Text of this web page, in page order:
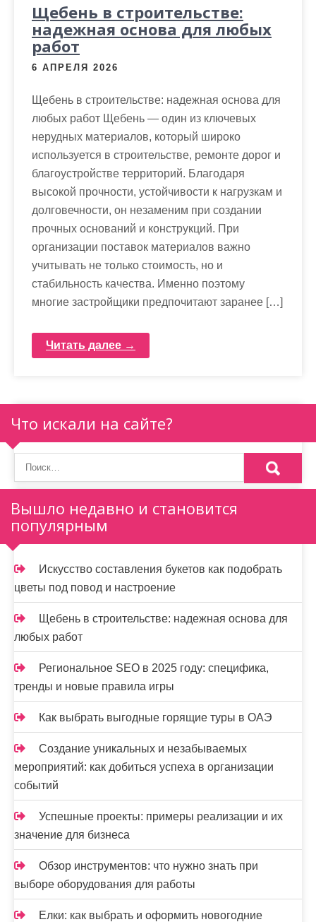
Щебень в строительстве:
надежная основа для любых
работ
6 АПРЕЛЯ 2026
Щебень в строительстве: надежная основа для
любых работ Щебень — один из ключевых
нерудных материалов, который широко
используется в строительстве, ремонте дорог и
благоустройстве территорий. Благодаря
высокой прочности, устойчивости к нагрузкам и
долговечности, он незаменим при создании
прочных оснований и конструкций. При
организации поставок материалов важно
учитывать не только стоимость, но и
стабильность качества. Именно поэтому
многие застройщики предпочитают заранее […]
Читать далее →
Что искали на сайте?
Вышло недавно и становится
популярным
Искусство составления букетов как подобрать
цветы под повод и настроение
Щебень в строительстве: надежная основа для
любых работ
Региональное SEO в 2025 году: специфика,
тренды и новые правила игры
Как выбрать выгодные горящие туры в ОАЭ
Создание уникальных и незабываемых
мероприятий: как добиться успеха в организации
событий
Успешные проекты: примеры реализации и их
значение для бизнеса
Обзор инструментов: что нужно знать при
выборе оборудования для работы
Елки: как выбрать и оформить новогодние